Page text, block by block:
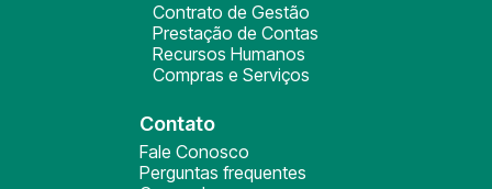
Contrato de Gestão
Prestação de Contas
Recursos Humanos
Compras e Serviços
Contato
Fale Conosco
Perguntas frequentes